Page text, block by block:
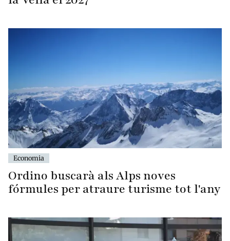
Economia
Ordino buscarà als Alps noves
fórmules per atraure turisme tot l'any